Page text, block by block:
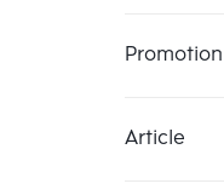
Promotion
Article